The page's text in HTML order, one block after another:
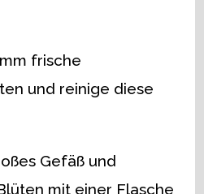
frische
und reinige diese
Gefäß und
mit einer Flasche